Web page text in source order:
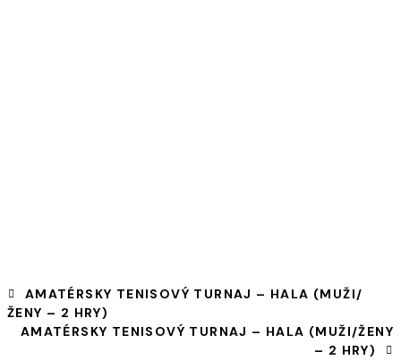
AMATÉRSKY TENISOVÝ TURNAJ – HALA (MUŽI/
ŽENY – 2 HRY)
AMATÉRSKY TENISOVÝ TURNAJ – HALA (MUŽI/ŽENY
– 2 HRY)